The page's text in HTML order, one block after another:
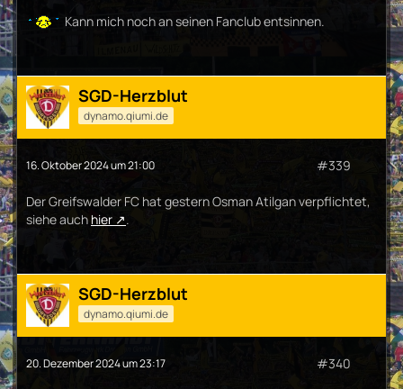
Kann mich noch an seinen Fanclub entsinnen.
SGD-Herzblut
dynamo.qiumi.de
16. Oktober 2024 um 21:00 #339
Der Greifswalder FC hat gestern Osman Atilgan verpflichtet,
siehe auch hier .
SGD-Herzblut
dynamo.qiumi.de
20. Dezember 2024 um 23:17 #340